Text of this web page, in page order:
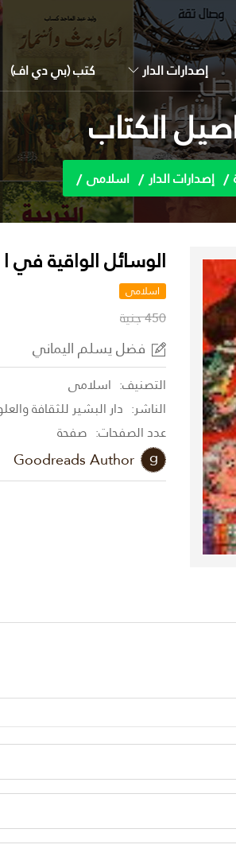
إصدارات الدار كتب (بي دي اف)
الكتاب
إصدارات الدار اسلامى
الوسائل الواقية في
اسلامى
450 جنية
فضل يسلم اليماني
التصنيف: اسلامى
الناشر: دار البشير للثقافة
عدد الصفحات: صفحة
Goodreads Author